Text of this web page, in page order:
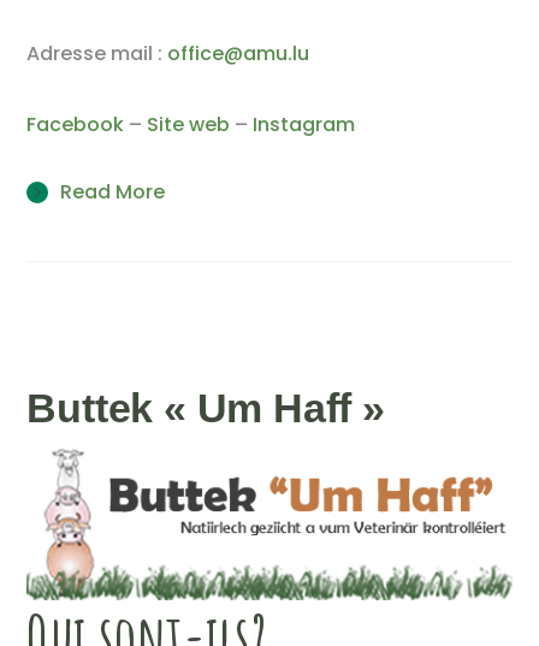
Adresse mail : office@amu.lu
Facebook – Site web – Instagram
Read More
Buttek « Um Haff »